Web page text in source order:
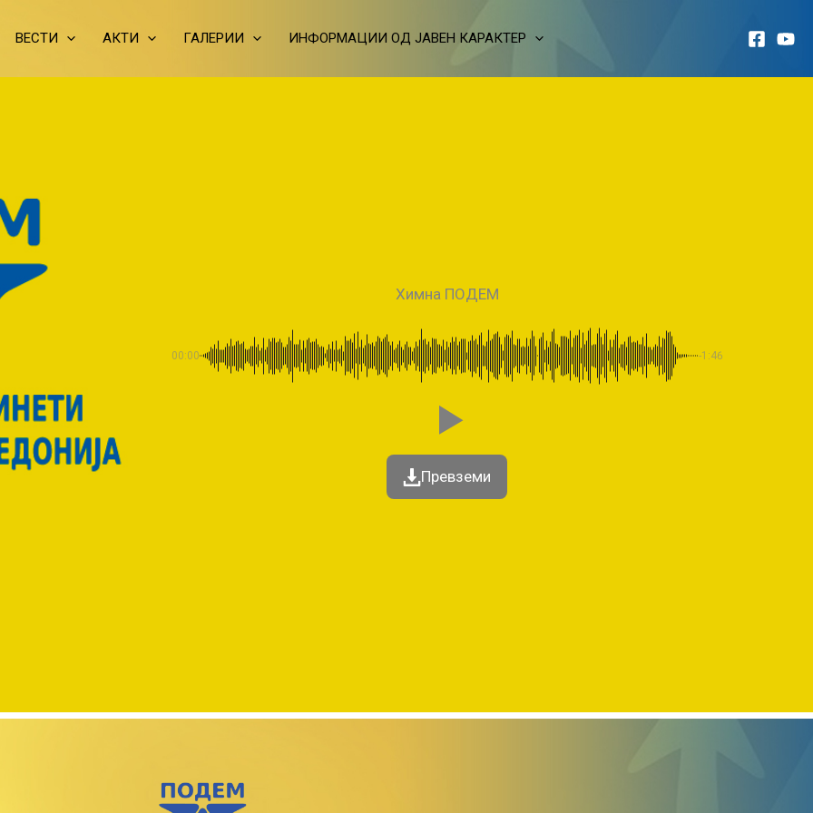
ВЕСТИ АКТИ ГАЛЕРИИ ИНФОРМАЦИИ ОД ЈАВЕН КАРАКТЕР
Химна ПОДЕМ
00:00 -1:46
Превземи